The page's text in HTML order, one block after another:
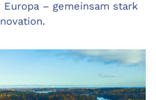
– gemeinsam stark